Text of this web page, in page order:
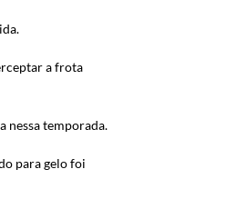
a frota
nessa temporada.
para gelo foi